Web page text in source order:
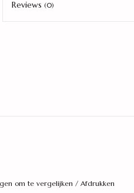
Reviews (0)
om te vergelijken / Afdrukken